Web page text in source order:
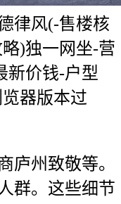
律风(-售楼核
)独一网坐-营
新价钱-户型
器版本过
州致敬等。
群。这些细节